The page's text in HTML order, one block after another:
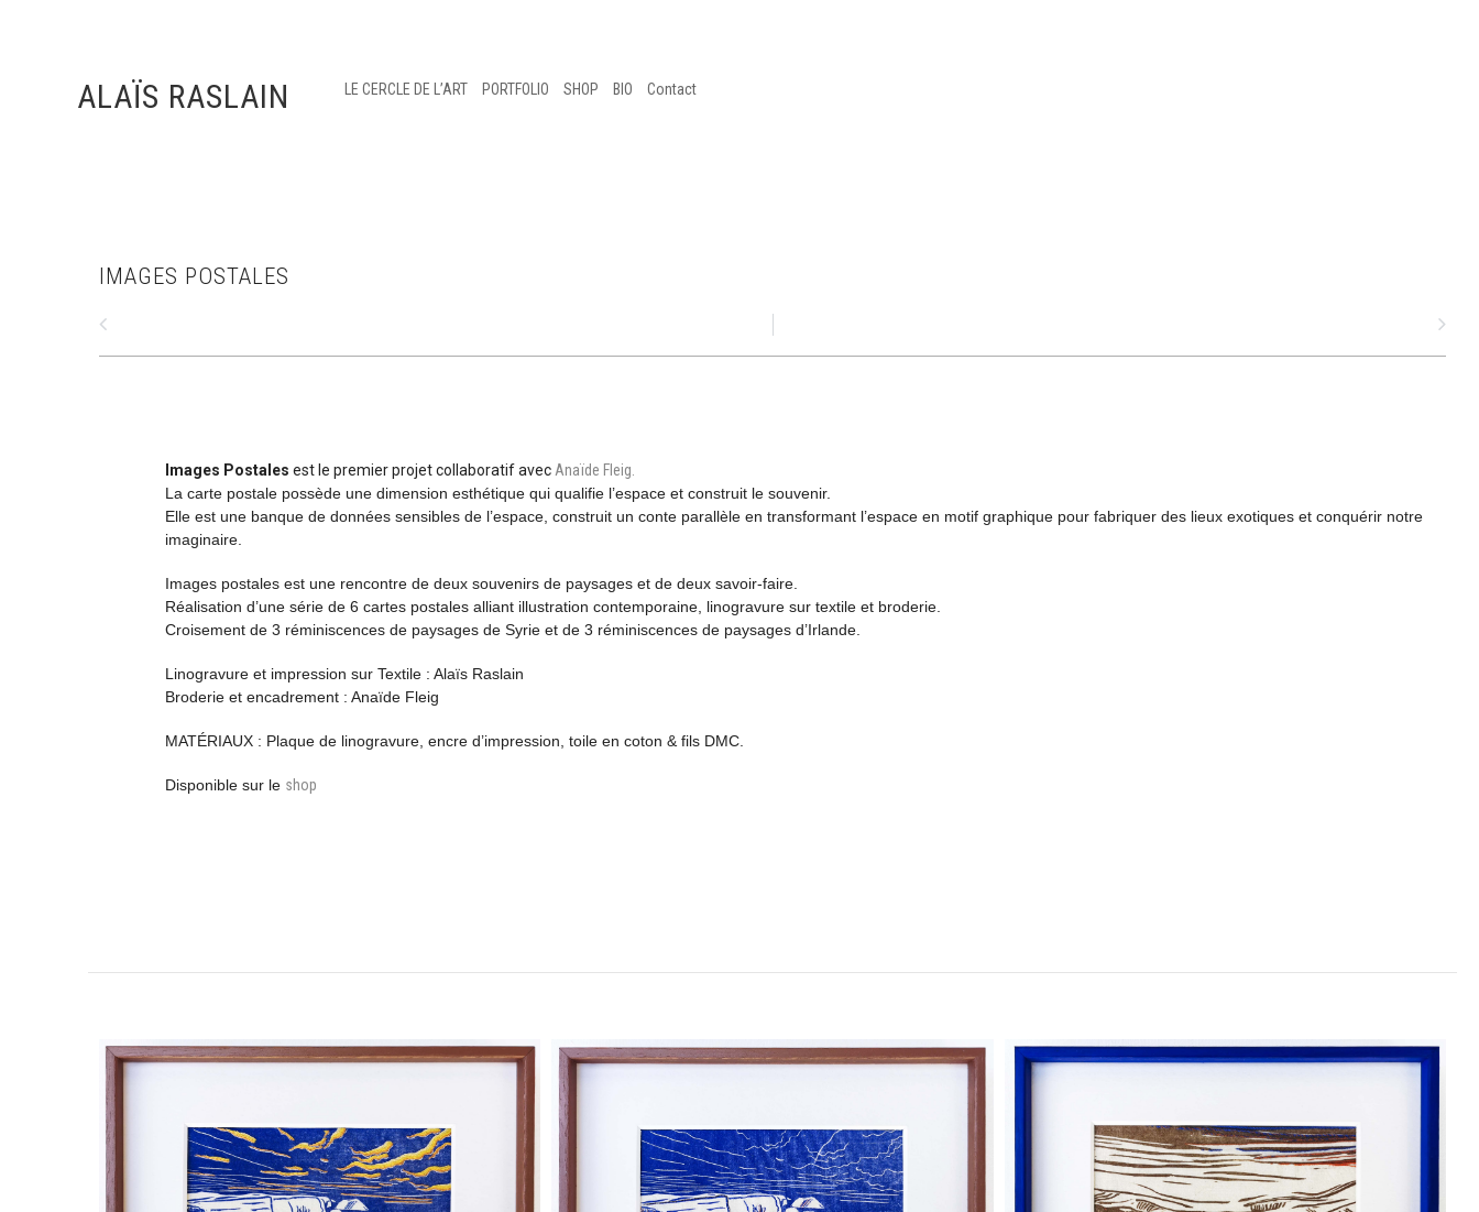
ALAÏS RASLAIN LE CERCLE DE L’ART PORTFOLIO SHOP BIO Contact
IMAGES POSTALES
Images Postales est le premier projet collaboratif avec Anaïde Fleig.
La carte postale possède une dimension esthétique qui qualifie l’espace et construit le souvenir.
Elle est une banque de données sensibles de l’espace, construit un conte parallèle en transformant l’espace en motif graphique pour fabriquer des lieux exotiques et conquérir notre
imaginaire.
Images postales est une rencontre de deux souvenirs de paysages et de deux savoir-faire.
Réalisation d’une série de 6 cartes postales alliant illustration contemporaine, linogravure sur textile et broderie.
Croisement de 3 réminiscences de paysages de Syrie et de 3 réminiscences de paysages d’Irlande.
Linogravure et impression sur Textile : Alaïs Raslain
Broderie et encadrement : Anaïde Fleig
MATÉRIAUX : Plaque de linogravure, encre d’impression, toile en coton & fils DMC.
Disponible sur le shop